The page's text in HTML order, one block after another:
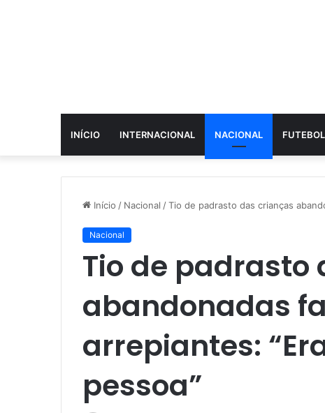
INÍCIO INTERNACIONAL NACIONAL FUTEBOL
Início / Nacional /Tio de padrasto das crianças
Nacional
Tio de padrasto
abandonadas
arrepiantes:
pessoa”